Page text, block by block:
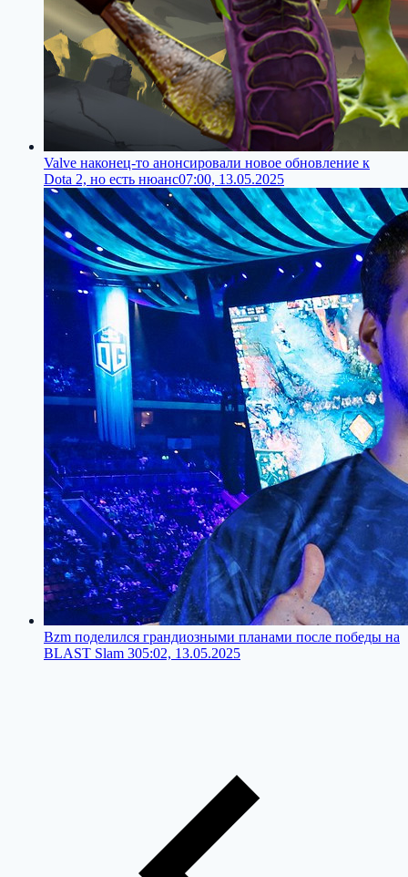
Valve наконец-то анонсировали новое обновление к
Dota 2, но есть нюанс07:00, 13.05.2025
Bzm поделился грандиозными планами после победы на
BLAST Slam 305:02, 13.05.2025